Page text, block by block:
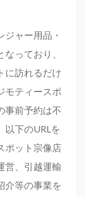
ジャー用品・
っており、
に訪れるだけ
モティースポ
事前予約は不
以下のURLを
ポット宗像店
営、引越運輸
介等の事業を